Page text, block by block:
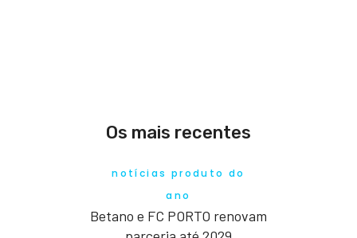
Os mais recentes
notícias produto do
ano
Betano e FC PORTO renovam